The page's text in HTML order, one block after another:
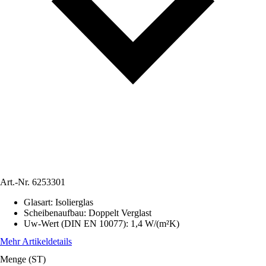
Art.-Nr. 6253301
Glasart: Isolierglas
Scheibenaufbau: Doppelt Verglast
Uw-Wert (DIN EN 10077): 1,4 W/(m²K)
Mehr Artikeldetails
Menge (ST)